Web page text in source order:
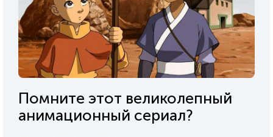
Помните этот великолепный
анимационный сериал?